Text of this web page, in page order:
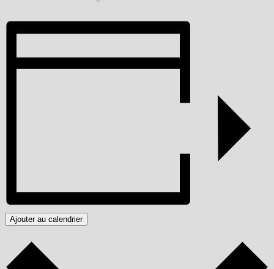
Ajouter au calendrier